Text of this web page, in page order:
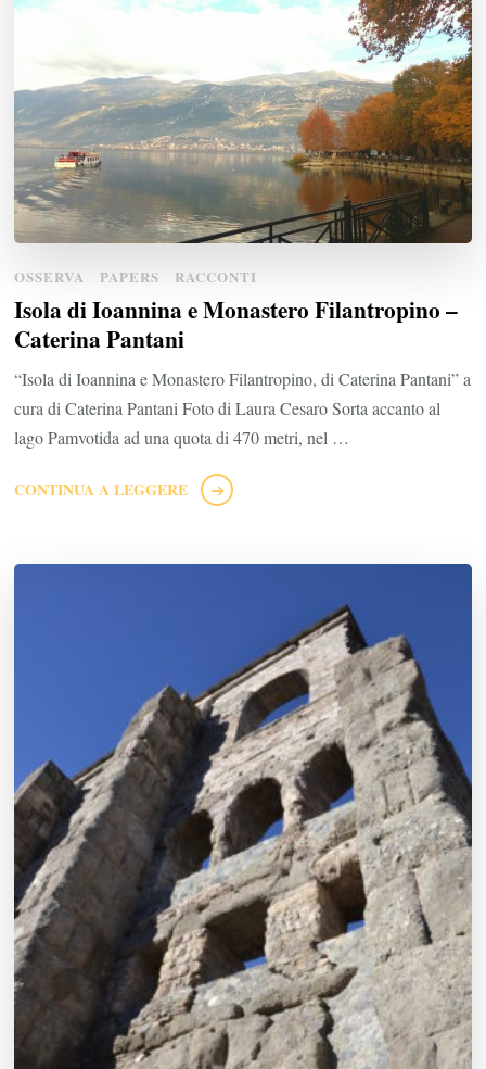
OSSERVA PAPERS RACCONTI
Isola di Ioannina e Monastero Filantropino –
Caterina Pantani
“Isola di Ioannina e Monastero Filantropino, di Caterina Pantani” a
cura di Caterina Pantani Foto di Laura Cesaro Sorta accanto al
lago Pamvotida ad una quota di 470 metri, nel …
CONTINUA A LEGGERE